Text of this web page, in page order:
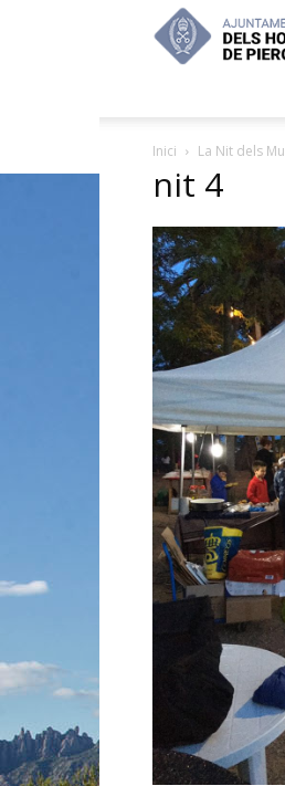
Inici La Nit dels
nit 4